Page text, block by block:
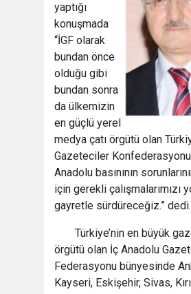
yaptığı
konuşmada
“İGF olarak
bundan önce
olduğu gibi
bundan sonra
da ülkemizin
en güçlü yerel
medya çatı örgütü olan
Gazeteciler
Anadolu basınının
için gerekli çalışmalarımızı
gayretle sürdüreceğiz.” dedi.
Türkiye’nin en büyük
örgütü olan İç Anadolu
Federasyonu bünyesinde
Kayseri, Eskişehir, Sivas,